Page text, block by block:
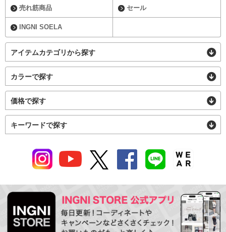
売れ筋商品 セール
INGNI SOELA
アイテムカテゴリから探す
カラーで探す
価格で探す
キーワードで探す